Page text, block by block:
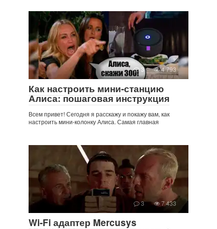
3 4 793
Как настроить мини-станцию
Алиса: пошаговая инструкция
Всем привет! Сегодня я расскажу и покажу вам, как
настроить мини-колонку Алиса. Самая главная
3 7 433
Wi-Fi адаптер Mercusys